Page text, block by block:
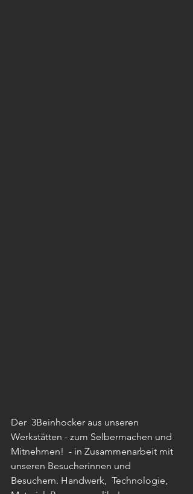
Der  3Beinhocker aus unseren
Werkstätten - zum Selbermachen und
Mitnehmen!  - in Zusammenarbeit mit
unseren Besucherinnen und
Besuchern. Handwerk,  Technologie,